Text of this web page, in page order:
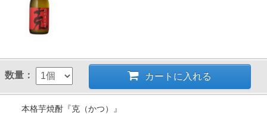
数量： カートに入れる
本格芋焼酎『克（かつ）』